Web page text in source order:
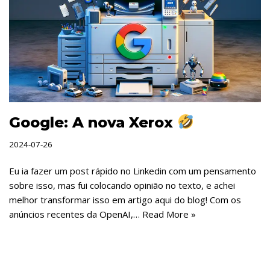
Google: A nova Xerox
2024-07-26
Eu ia fazer um post rápido no Linkedin com um pensamento
sobre isso, mas fui colocando opinião no texto, e achei
melhor transformar isso em artigo aqui do blog! Com os
anúncios recentes da OpenAI,… Read More »